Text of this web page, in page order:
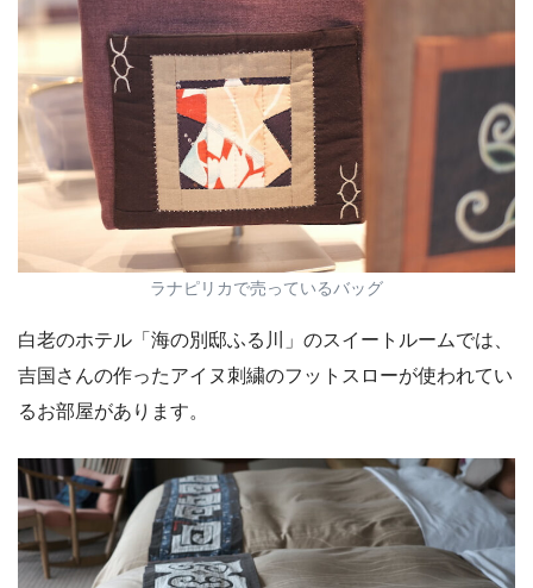
ラナピリカで売っているバッグ
白老のホテル「海の別邸ふる川」のスイートルームでは、
吉国さんの作ったアイヌ刺繍のフットスローが使われてい
るお部屋があります。